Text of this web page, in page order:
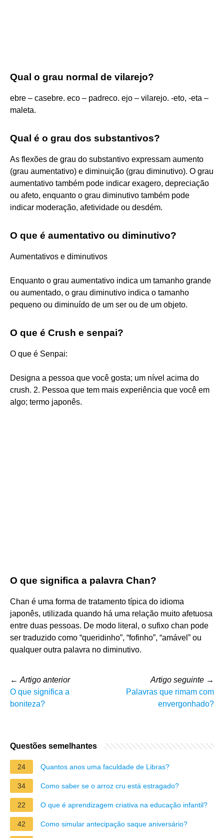
Qual o grau normal de vilarejo?
ebre – casebre. eco – padreco. ejo – vilarejo. -eto, -eta –
maleta.
Qual é o grau dos substantivos?
As flexões de grau do substantivo expressam aumento
(grau aumentativo) e diminuição (grau diminutivo). O grau
aumentativo também pode indicar exagero, depreciação
ou afeto, enquanto o grau diminutivo também pode
indicar moderação, afetividade ou desdém.
O que é aumentativo ou diminutivo?
Aumentativos e diminutivos
Enquanto o grau aumentativo indica um tamanho grande
ou aumentado, o grau diminutivo indica o tamanho
pequeno ou diminuído de um ser ou de um objeto.
O que é Crush e senpai?
O que é Senpai:
Designa a pessoa que você gosta; um nível acima do
crush. 2. Pessoa que tem mais experiência que você em
algo; termo japonês.
O que significa a palavra Chan?
Chan é uma forma de tratamento típica do idioma
japonês, utilizada quando há uma relação muito afetuosa
entre duas pessoas. De modo literal, o sufixo chan pode
ser traduzido como “queridinho”, “fofinho”, “amável” ou
qualquer outra palavra no diminutivo.
← Artigo anterior
O que significa a
boniteza?
Artigo seguinte →
Palavras que rimam com
envergonhado?
Questões semelhantes
24 Quantos anos uma faculdade de Libras?
34 Como saber se o arroz cru está estragado?
22 O que é aprendizagem criativa na educação infantil?
42 Como simular antecipação saque aniversário?